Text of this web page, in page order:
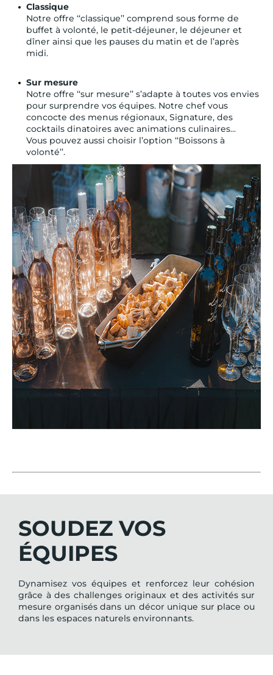
Classique
Notre offre ‘‘classique’’ comprend sous forme de
buffet à volonté, le petit-déjeuner, le déjeuner et
dîner ainsi que les pauses du matin et de l’après
midi.
Sur mesure
Notre offre ‘‘sur mesure’’ s’adapte à toutes vos envies
pour surprendre vos équipes. Notre chef vous
concocte des menus régionaux, Signature, des
cocktails dinatoires avec animations culinaires...
Vous pouvez aussi choisir l’option ‘‘Boissons à
volonté’’.
SOUDEZ VOS
ÉQUIPES
Dynamisez vos équipes et renforcez leur cohésion
grâce à des challenges originaux et des activités sur
mesure organisés dans un décor unique sur place ou
dans les espaces naturels environnants.